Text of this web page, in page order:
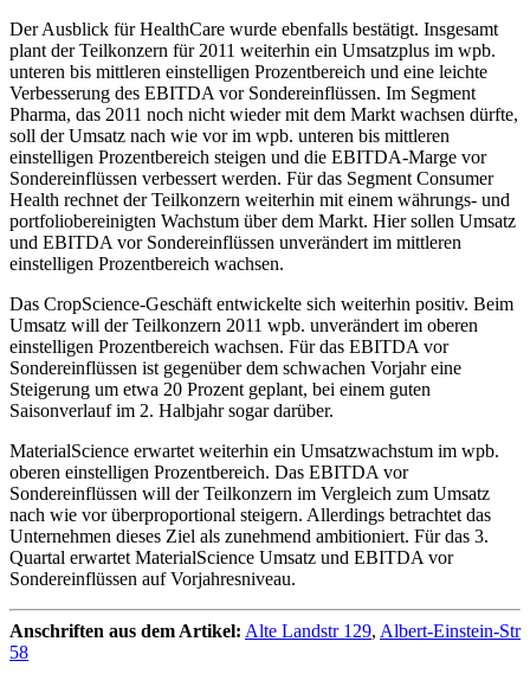
Der Ausblick für HealthCare wurde ebenfalls bestätigt. Insgesamt
plant der Teilkonzern für 2011 weiterhin ein Umsatzplus im wpb.
unteren bis mittleren einstelligen Prozentbereich und eine leichte
Verbesserung des EBITDA vor Sondereinflüssen. Im Segment
Pharma, das 2011 noch nicht wieder mit dem Markt wachsen dürfte,
soll der Umsatz nach wie vor im wpb. unteren bis mittleren
einstelligen Prozentbereich steigen und die EBITDA-Marge vor
Sondereinflüssen verbessert werden. Für das Segment Consumer
Health rechnet der Teilkonzern weiterhin mit einem währungs- und
portfoliobereinigten Wachstum über dem Markt. Hier sollen Umsatz
und EBITDA vor Sondereinflüssen unverändert im mittleren
einstelligen Prozentbereich wachsen.
Das CropScience-Geschäft entwickelte sich weiterhin positiv. Beim
Umsatz will der Teilkonzern 2011 wpb. unverändert im oberen
einstelligen Prozentbereich wachsen. Für das EBITDA vor
Sondereinflüssen ist gegenüber dem schwachen Vorjahr eine
Steigerung um etwa 20 Prozent geplant, bei einem guten
Saisonverlauf im 2. Halbjahr sogar darüber.
MaterialScience erwartet weiterhin ein Umsatzwachstum im wpb.
oberen einstelligen Prozentbereich. Das EBITDA vor
Sondereinflüssen will der Teilkonzern im Vergleich zum Umsatz
nach wie vor überproportional steigern. Allerdings betrachtet das
Unternehmen dieses Ziel als zunehmend ambitioniert. Für das 3.
Quartal erwartet MaterialScience Umsatz und EBITDA vor
Sondereinflüssen auf Vorjahresniveau.
Anschriften aus dem Artikel: Alte Landstr 129, Albert-Einstein-Str
58